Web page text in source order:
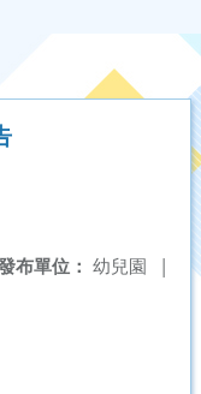
布單位： 幼兒園 |